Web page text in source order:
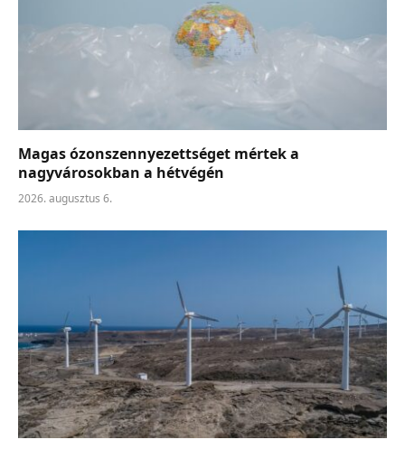
Magas ózonszennyezettséget mértek a
nagyvárosokban a hétvégén
2026. augusztus 6.